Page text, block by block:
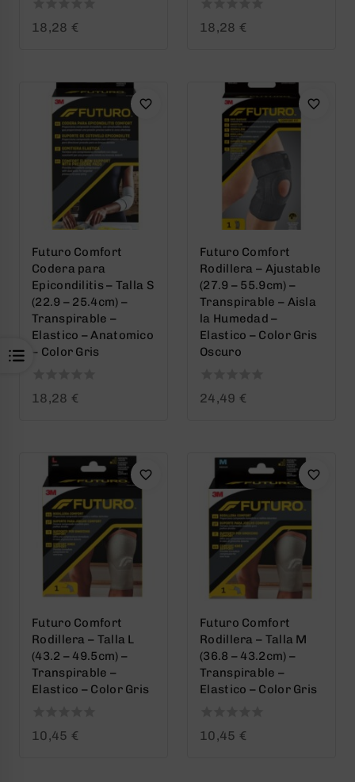
018,28 €
018,28 €
Futuro Comfort
Codera para
Epicondilitis – Talla S
(22.9 – 25.4cm) –
Transpirable –
Elastico – Anatomico
– Color Gris
018,28 €
Futuro Comfort
Rodillera – Ajustable
(27.9 – 55.9cm) –
Transpirable – Aisla
la Humedad –
Elastico – Color Gris
Oscuro
0
24,49 €
Futuro Comfort
Rodillera – Talla L
(43.2 – 49.5cm) –
Transpirable –
Elastico – Color Gris
010,45 €
Futuro Comfort
Rodillera – Talla M
(36.8 – 43.2cm) –
Transpirable –
Elastico – Color Gris
010,45 €